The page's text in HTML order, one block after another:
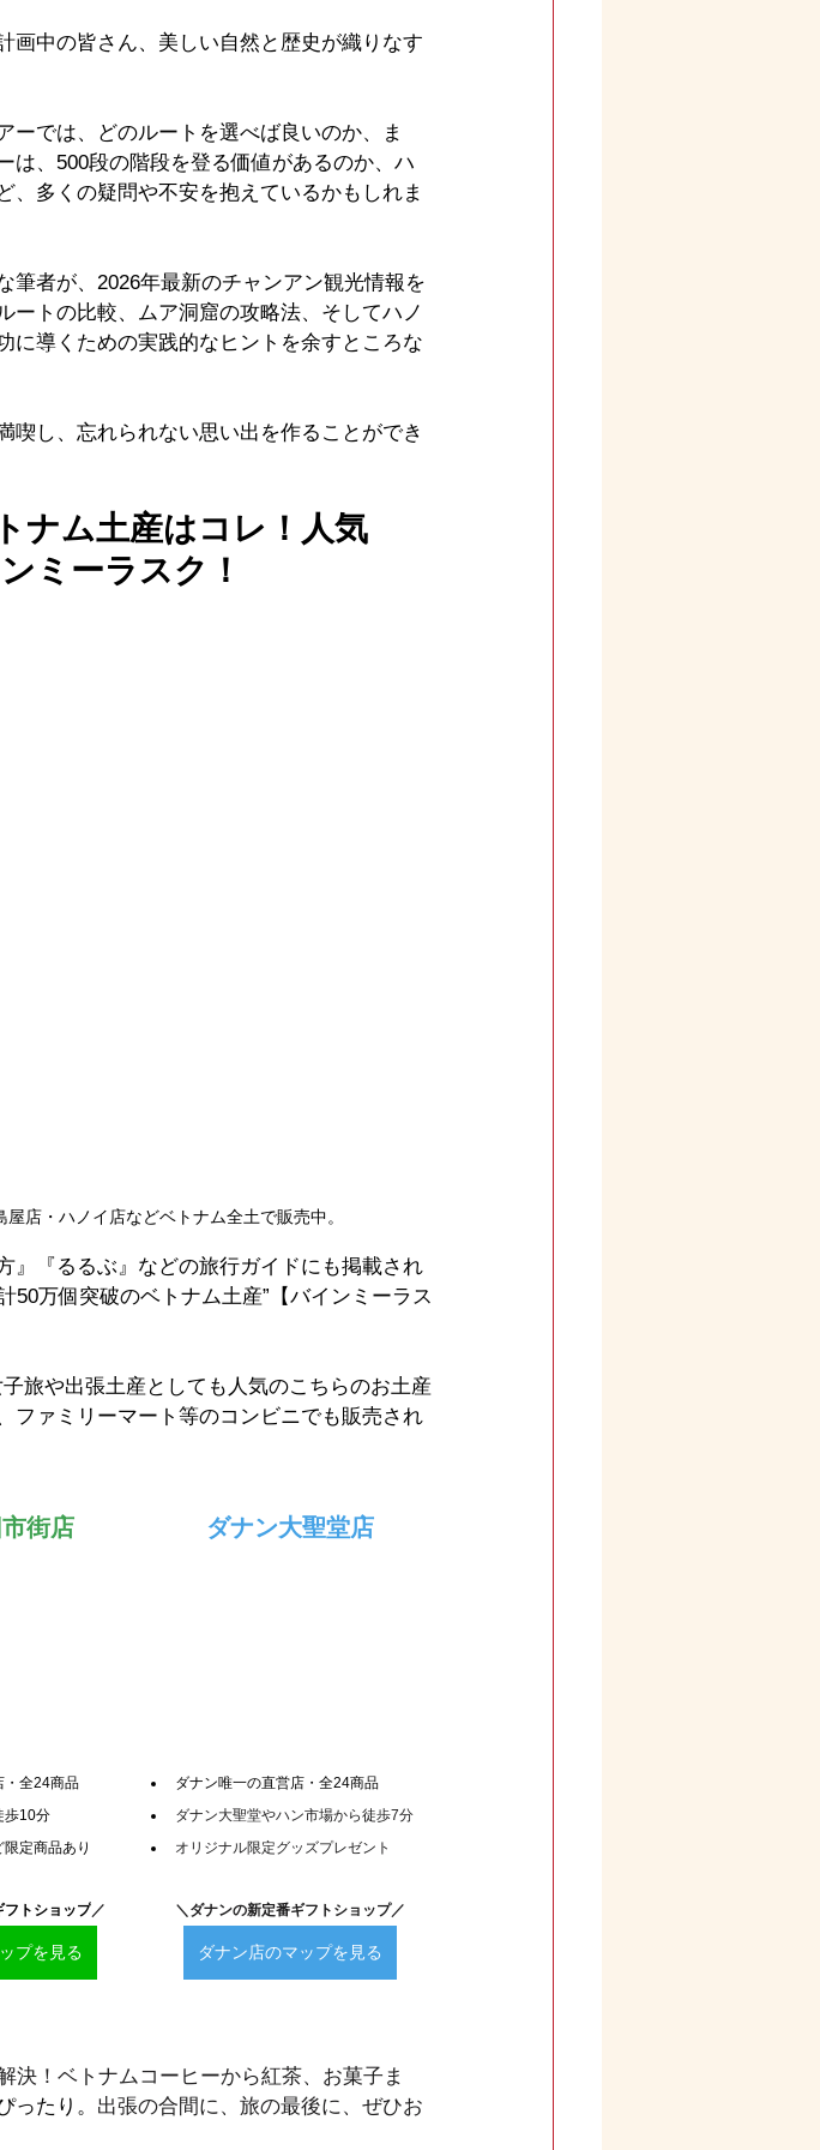
画中の皆さん、美しい自然と歴史が織りなす
ーでは、どのルートを選べば良いのか、ま
は、500段の階段を登る価値があるのか、ハ
、多くの疑問や不安を抱えているかもしれま
筆者が、2026年最新のチャンアン観光情報を
ートの比較、ムア洞窟の攻略法、そしてハノ
に導くための実践的なヒントを余すところな
喫し、忘れられない思い出を作ることができ
ナム土産はコレ！人気
ミーラスク！
店・ハノイ店などベトナム全土で販売中。
』『るるぶ』などの旅行ガイドにも掲載され
50万個突破のベトナム土産”【バインミーラス
旅や出張土産としても人気のこちらのお土産
ファミリーマート等のコンビニでも販売され
街店
・全24商品
歩10分
定商品あり
フトショップ／
プを見る
ダナン大聖堂店
ダナン唯一の直営店・全24商品
ダナン大聖堂やハン市場から徒歩7分
オリジナル限定グッズプレゼント
＼ダナンの新定番ギフトショップ／
ダナン店のマップを見る
決！ベトナムコーヒーから紅茶、お菓子ま
ったり。 出張の合間に、旅の最後に、ぜひお